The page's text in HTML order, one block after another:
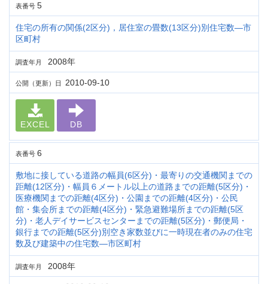
表番号 5
住宅の所有の関係(2区分)，居住室の畳数(13区分)別住宅数―市
区町村
調査年月 2008年
公開（更新）日 2010-09-10
EXCEL DB
表番号 6
敷地に接している道路の幅員(6区分)・最寄りの交通機関までの
距離(12区分)・幅員６メートル以上の道路までの距離(5区分)・
医療機関までの距離(4区分)・公園までの距離(4区分)・公民
館・集会所までの距離(4区分)・緊急避難場所までの距離(5区
分)・老人デイサービスセンターまでの距離(5区分)・郵便局・
銀行までの距離(5区分)別空き家数並びに一時現在者のみの住宅
数及び建築中の住宅数―市区町村
調査年月 2008年